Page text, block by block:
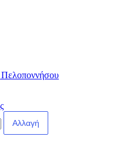
Πελοποννήσου